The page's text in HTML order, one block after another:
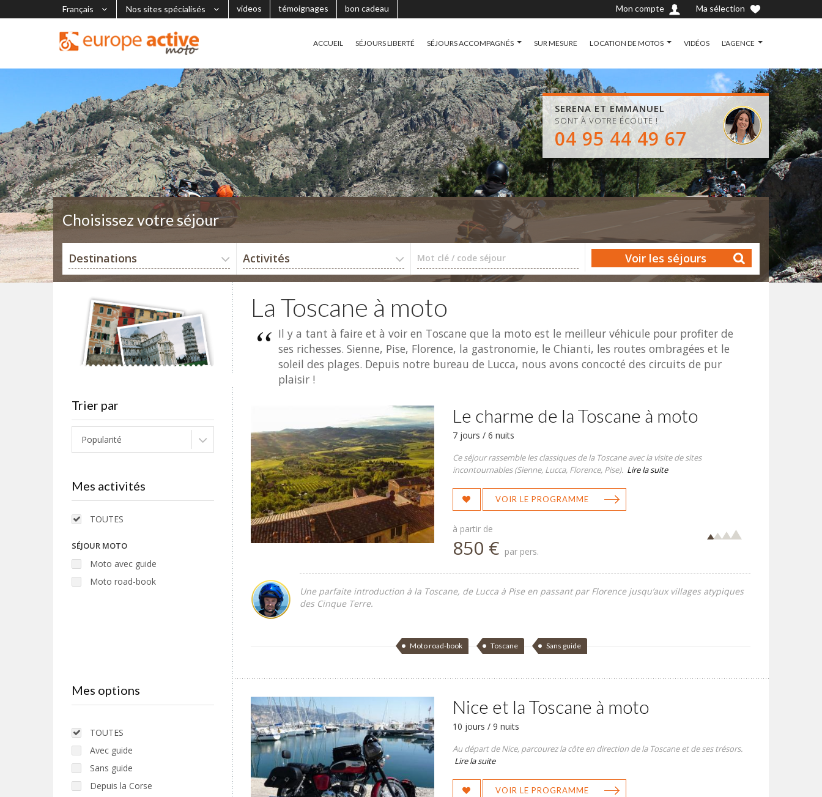
Français Nos sites spécialisés videos témoignages bon cadeau Ma sélection
Mon compte
ACCUEIL SÉJOURS LIBERTÉ SÉJOURS ACCOMPAGNÉS SUR MESURE LOCATION DE MOTOS VIDÉOS L'AGENCE
SERENA ET EMMANUEL
SONT À VOTRE ÉCOUTE !
04 95 44 49 67
Choisissez votre séjour
Destinations Activités Mot clé / code séjour Voir les séjours
La Toscane à moto
Il y a tant à faire et à voir en Toscane que la moto est le meilleur véhicule pour profiter de
ses richesses. Sienne, Pise, Florence, la gastronomie, le Chianti, les routes ombragées et le
soleil des plages. Depuis notre bureau de Lucca, nous avons concocté des circuits de pur
plaisir !
Trier par
Popularité
Mes activités
TOUTES
SÉJOUR MOTO
Moto avec guide
Moto road-book
Mes options
TOUTES
Avec guide
Sans guide
Depuis la Corse
Le charme de la Toscane à moto
7 jours / 6 nuits
Ce séjour rassemble les classiques de la Toscane avec la visite de sites
incontournables (Sienne, Lucca, Florence, Pise). Lire la suite
VOIR LE PROGRAMME
à partir de
850 € par pers.
Une parfaite introduction à la Toscane, de Lucca à Pise en passant par Florence jusqu’aux villages atypiques
des Cinque Terre.
Moto road-book Toscane Sans guide
Nice et la Toscane à moto
10 jours / 9 nuits
Au départ de Nice, parcourez la côte en direction de la Toscane et de ses trésors.
Lire la suite
VOIR LE PROGRAMME